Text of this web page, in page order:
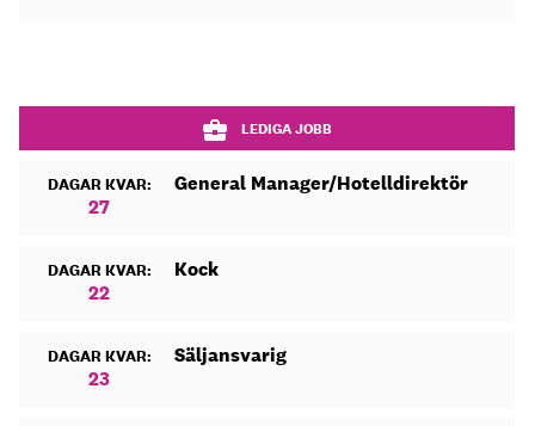
LEDIGA JOBB
DAGAR KVAR:
27
General Manager/Hotelldirektör
DAGAR KVAR:
22
Kock
DAGAR KVAR:
23
Säljansvarig